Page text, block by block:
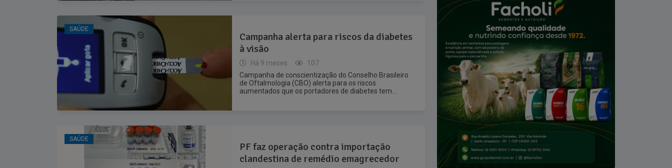
SAÚDE
Campanha alerta para riscos da diabetes
à visão
Há 9 meses
107
Campanha de conscientização do Conselho Brasileiro
de Oftalmologia (CBO) alerta para os riscos
aumentados que os portadores de diabetes tem...
SAÚDE
PF faz operação contra importação
clandestina de remédio emagrecedor